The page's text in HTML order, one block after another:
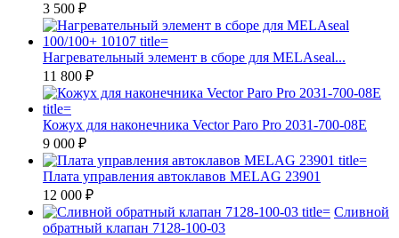
3 500 ₽
Нагревательный элемент в сборе для MELAseal...
11 800 ₽
Кожух для наконечника Vector Paro Pro 2031-700-08E
9 000 ₽
Плата управления автоклавов MELAG 23901
12 000 ₽
Сливной
обратный клапан 7128-100-03